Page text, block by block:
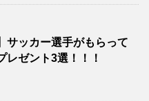
サッカー選手がもらって
レゼント3選！！！